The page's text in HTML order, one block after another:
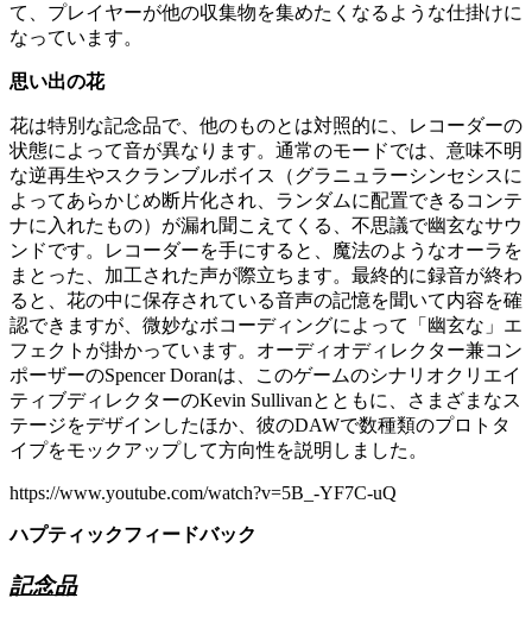
て、プレイヤーが他の収集物を集めたくなるような仕掛けに
なっています。
思い出の花
花は特別な記念品で、他のものとは対照的に、レコーダーの
状態によって音が異なります。通常のモードでは、意味不明
な逆再生やスクランブルボイス（グラニュラーシンセシスに
よってあらかじめ断片化され、ランダムに配置できるコンテ
ナに入れたもの）が漏れ聞こえてくる、不思議で幽玄なサウ
ンドです。レコーダーを手にすると、魔法のようなオーラを
まとった、加工された声が際立ちます。最終的に録音が終わ
ると、花の中に保存されている音声の記憶を聞いて内容を確
認できますが、微妙なボコーディングによって「幽玄な」エ
フェクトが掛かっています。オーディオディレクター兼コン
ポーザーのSpencer Doranは、このゲームのシナリオクリエイ
ティブディレクターのKevin Sullivanとともに、さまざまなス
テージをデザインしたほか、彼のDAWで数種類のプロトタ
イプをモックアップして方向性を説明しました。
https://www.youtube.com/watch?v=5B_-YF7C-uQ
ハプティックフィードバック
記念品